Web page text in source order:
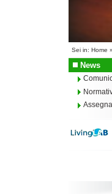
Sei in: Home »
News